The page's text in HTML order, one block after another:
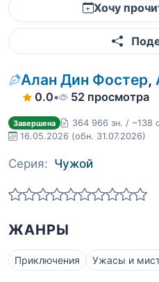
Хочу
Алан Дин Фостер,
0.0• 52 просмотра
Завершена
364 966 зн. / ~138
16.05.2026 (обн. 31.07.2026)
Серия: Чужой
ЖАНРЫ
Приключения Ужасы и